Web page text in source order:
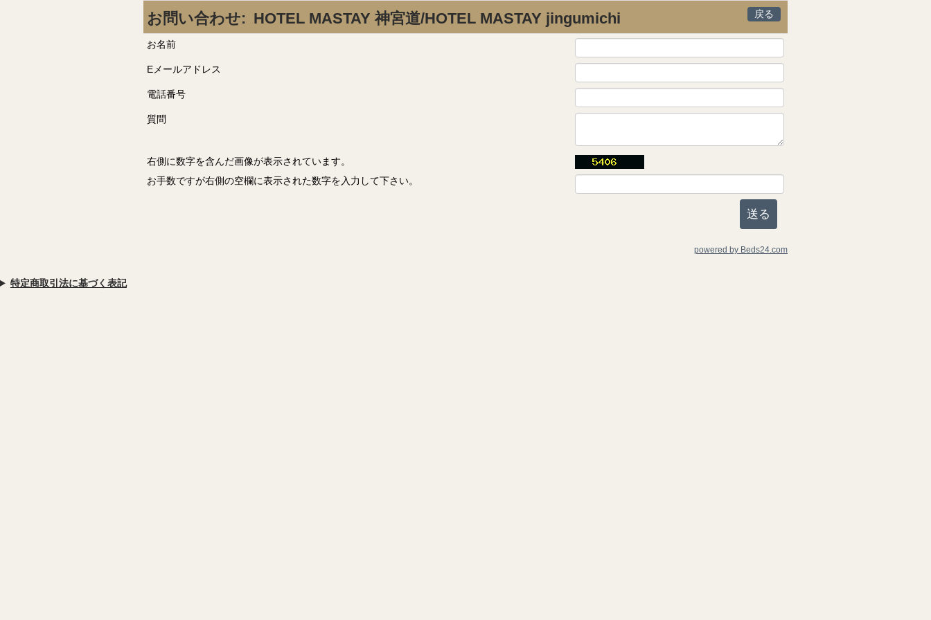
戻る
お問い合わせ: HOTEL MASTAY 神宮道/HOTEL MASTAY jingumichi
お名前
Eメールアドレス
電話番号
質問
右側に数字を含んだ画像が表示されています。
お手数ですが右側の空欄に表示された数字を入力して下さい。
powered by Beds24.com
特定商取引法に基づく表記